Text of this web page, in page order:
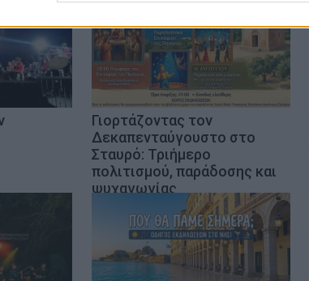
Γιορτάζοντας τον
Δεκαπενταύγουστο στο
Σταυρό: Τριήμερο
πολιτισμού, παράδοσης και
ψυχαγωγίας